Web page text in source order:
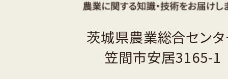
茨城県農業総合セン
笠間市安居3165-1